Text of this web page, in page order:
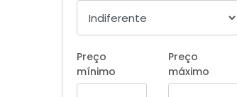
Preço
mínimo
Preço
máximo